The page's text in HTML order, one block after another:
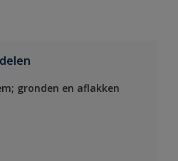
gronden en aflakken